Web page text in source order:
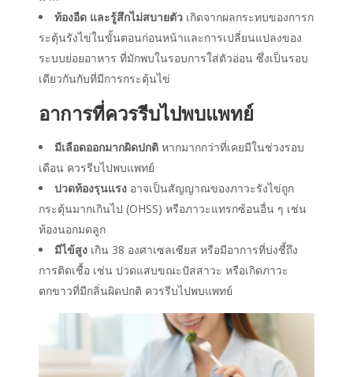
ท้องอืด และรู้สึกไม่สบายตัว เกิดจากผลกระทบของการก
ระตุ้นรังไข่ในขั้นตอนก่อนหน้าและการเปลี่ยนแปลงของ
ระบบย่อยอาหาร ที่มักพบในรอบการใส่ตัวอ่อน ซึ่งเป็นรอบ
เดียวกันกับที่มีการกระตุ้นไข่
อาการที่ควรรีบไปพบแพทย์
มีเลือดออกมากผิดปกติ หากมากกว่าที่เคยมีในช่วงรอบ
เดือน ควรรีบไปพบแพทย์
ปวดท้องรุนแรง อาจเป็นสัญญาณของภาวะรังไข่ถูก
กระตุ้นมากเกินไป (OHSS) หรือภาวะแทรกซ้อนอื่น ๆ เช่น
ท้องนอกมดลูก
มีไข้สูง เกิน 38 องศาเซลเซียส หรือมีอาการที่บ่งชี้ถึง
การติดเชื้อ เช่น ปวดแสบขณะปัสสาวะ หรือเกิดภาวะ
ตกขาวที่มีกลิ่นผิดปกติ ควรรีบไปพบแพทย์